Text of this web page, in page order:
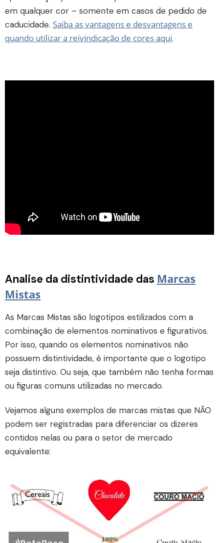
em qualquer cor – somente em casos de pedido de
caducidade. Saiba as vantagens e desvantagens e
quando utilizar a reivindicação de cores aqui.
Analise da distintividade das Marcas
Mistas
As Marcas Mistas são logotipos estilizados com a
combinação de elementos nominativos e figurativos.
Por isso, quando os elementos nominativos não
possuem distintividade, é importante que o logotipo
seja distintivo. Ou seja, que também não tenha formas
ou figuras comuns utilizadas no mercado.
Vejamos alguns exemplos de marcas mistas que NÃO
podem ser registradas para diferenciar os dizeres
contidos nelas ou para o setor de mercado
equivalente: